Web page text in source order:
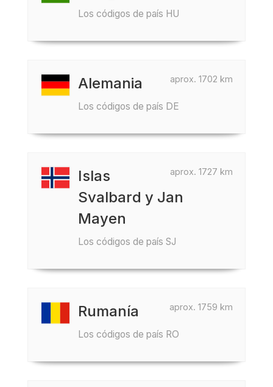
Los códigos de país HU
aprox. 1702 km
Alemania
Los códigos de país DE
aprox. 1727 km
Islas
Svalbard y Jan
Mayen
Los códigos de país SJ
aprox. 1759 km
Rumanía
Los códigos de país RO